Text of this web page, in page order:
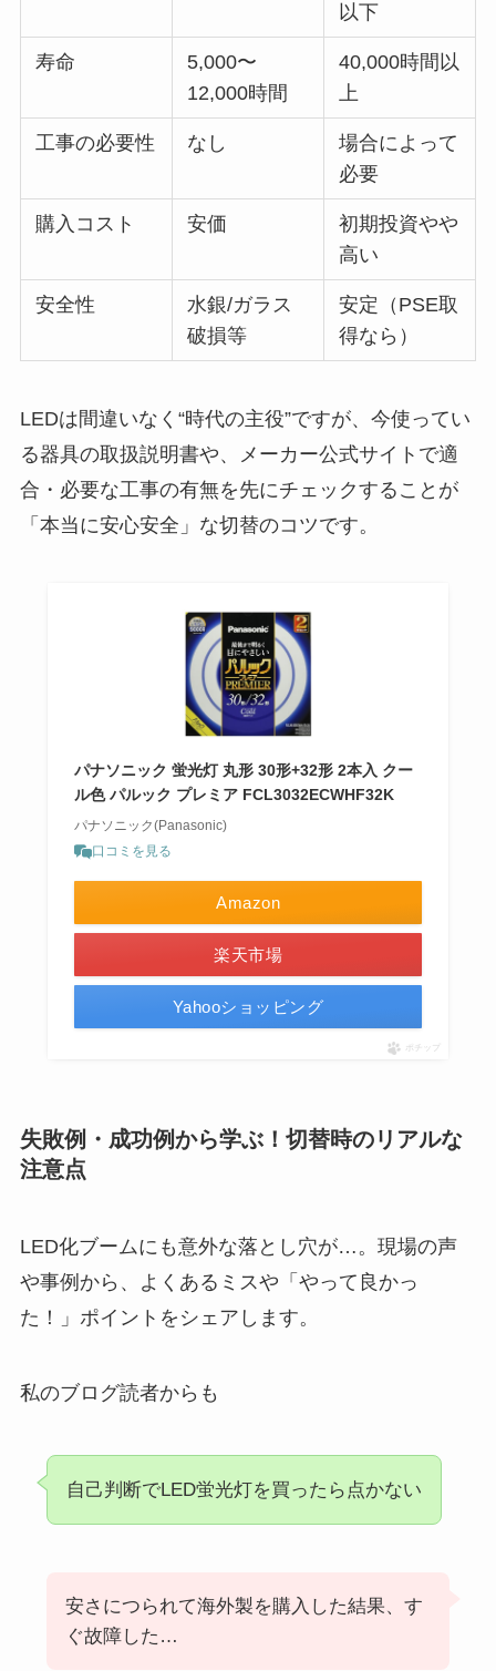
以下
寿命
5,000〜
12,000時間
40,000時間以
上
工事の必要性 なし
場合によって
必要
購入コスト 安価
初期投資やや
高い
安全性
水銀/ガラス
破損等
安定（PSE取
得なら）
LEDは間違いなく“時代の主役”ですが、今使ってい
る器具の取扱説明書や、メーカー公式サイトで適
合・必要な工事の有無を先にチェックすることが
「本当に安心安全」な切替のコツです。
パナソニック 蛍光灯 丸形 30形+32形 2本入 クー
ル色 パルック プレミア FCL3032ECWHF32K
パナソニック(Panasonic)
口コミを見る
Amazon
楽天市場
Yahooショッピング
ポチップ
失敗例・成功例から学ぶ！切替時のリアルな
注意点
LED化ブームにも意外な落とし穴が…。現場の声
や事例から、よくあるミスや「やって良かっ
た！」ポイントをシェアします。
私のブログ読者からも
自己判断でLED蛍光灯を買ったら点かない
安さにつられて海外製を購入した結果、す
ぐ故障した…